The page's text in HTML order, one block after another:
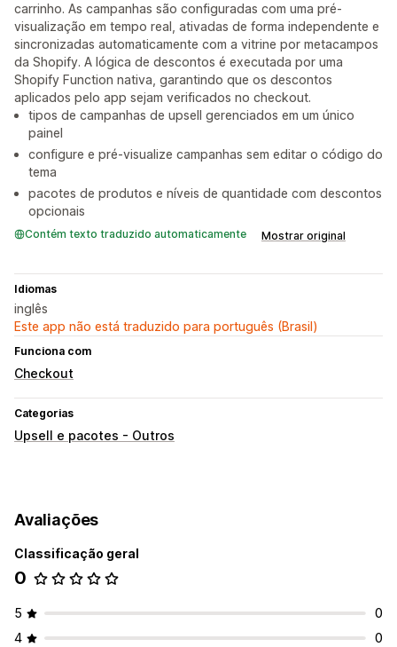
carrinho. As campanhas são configuradas com uma pré-
visualização em tempo real, ativadas de forma independente e
sincronizadas automaticamente com a vitrine por metacampos
da Shopify. A lógica de descontos é executada por uma
Shopify Function nativa, garantindo que os descontos
aplicados pelo app sejam verificados no checkout.
tipos de campanhas de upsell gerenciados em um único
painel
configure e pré-visualize campanhas sem editar o código do
tema
pacotes de produtos e níveis de quantidade com descontos
opcionais
Contém texto traduzido automaticamente Mostrar original
Idiomas
inglês
Este app não está traduzido para português (Brasil)
Funciona com
Checkout
Categorias
Upsell e pacotes - Outros
Avaliações
Classificação geral
0
5
0
4
0